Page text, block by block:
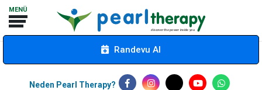
Randevu Al
Neden Pearl Therapy?